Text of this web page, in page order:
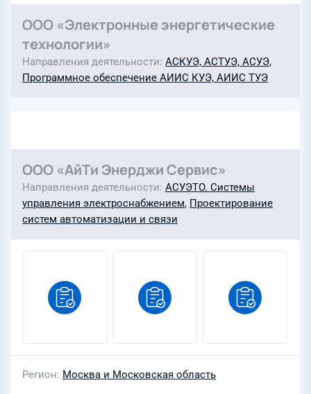
ООО «Электронные энергетические
технологии»
Направления деятельности АСКУЭ, АСТУЭ, АСУЭ,
Программное обеспечение АИИС КУЭ, АИИС ТУЭ
ООО «АйТи Энерджи Сервис»
Направления деятельности АСУЭТО. Системы
управления электроснабжением, Проектирование
систем автоматизации и связи
Регион Москва и Московская область